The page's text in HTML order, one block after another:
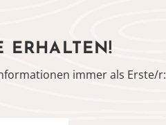
ERHALTEN!
immer als Erste/r: